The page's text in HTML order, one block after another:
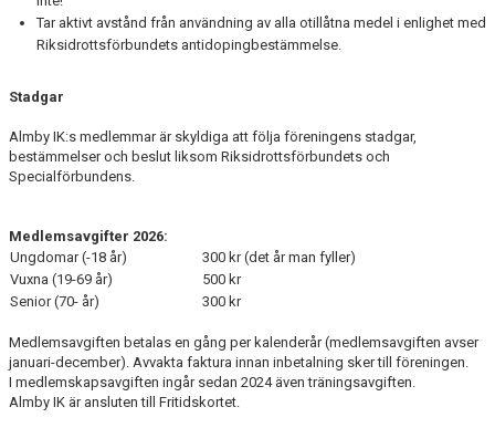
Tar aktivt avstånd från användning av alla otillåtna medel i enlighet med
Riksidrottsförbundets antidopingbestämmelse.
Stadgar
Almby IK:s medlemmar är skyldiga att följa föreningens stadgar,
bestämmelser och beslut liksom Riksidrottsförbundets och
Specialförbundens.
Medlemsavgifter 2026:
Ungdomar (-18 år)
300 kr (det år man fyller)
Vuxna (19-69 år)
500 kr
Senior (70- år)
300 kr
Medlemsavgiften betalas en gång per kalenderår (medlemsavgiften avser
januari-december). Avvakta faktura innan inbetalning sker till föreningen.
I medlemskapsavgiften ingår sedan 2024 även träningsavgiften.
Almby IK är ansluten till Fritidskortet.